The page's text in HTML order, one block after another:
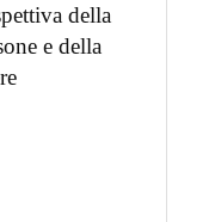
della
e della